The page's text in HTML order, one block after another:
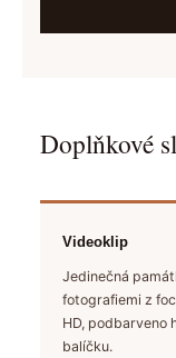
Doplňkové
Videoklip
Jedinečná
fotografiemi z
HD, podbarveno
balíčku.